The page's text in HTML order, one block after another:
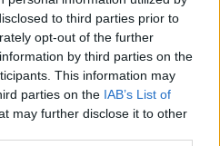
to third parties prior to
opt-out of the further
by third parties on the
This information may
parties on the IAB’s List of
may further disclose it to other
σκελετού σας μετά τον
διαγνωστεί
της γαλουχίας συστήνεται η
με θέματα οστεοπόρωσης
, ρευματολόγο) καθώς η
παρέμβαση χρήζει ιδιαίτερης